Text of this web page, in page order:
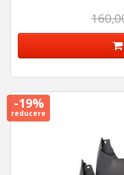
-19%
reducere